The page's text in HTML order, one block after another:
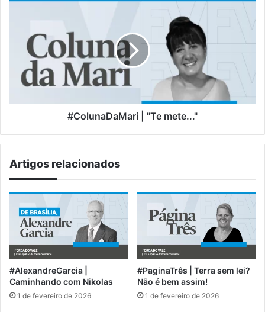
#ColunaDaMari
mete..."
#ColunaDaMari | "Te mete..."
Artigos relacionados
#AlexandreGarcia |
Caminhando com Nikolas
1 de fevereiro de 2026
#PaginaTrês | Terra sem lei?
Não é bem assim!
1 de fevereiro de 2026